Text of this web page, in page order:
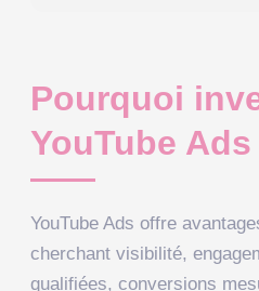
Pourquoi
YouTube Ads
YouTube Ads offre
cherchant visibilité,
qualifiées, conversions